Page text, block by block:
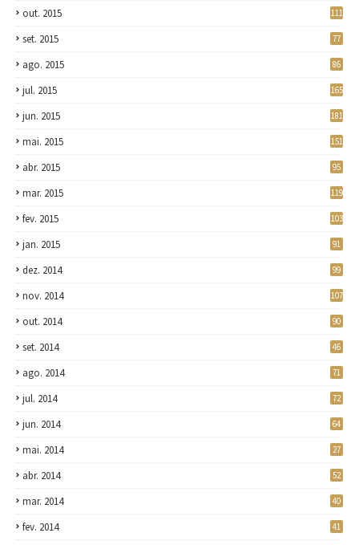
out. 2015 111
set. 2015 77
ago. 2015 86
jul. 2015 165
jun. 2015 181
mai. 2015 151
abr. 2015 95
mar. 2015 119
fev. 2015 103
jan. 2015 91
dez. 2014 99
nov. 2014 107
out. 2014 90
set. 2014 46
ago. 2014 71
jul. 2014 72
jun. 2014 64
mai. 2014 27
abr. 2014 52
mar. 2014 40
fev. 2014 41